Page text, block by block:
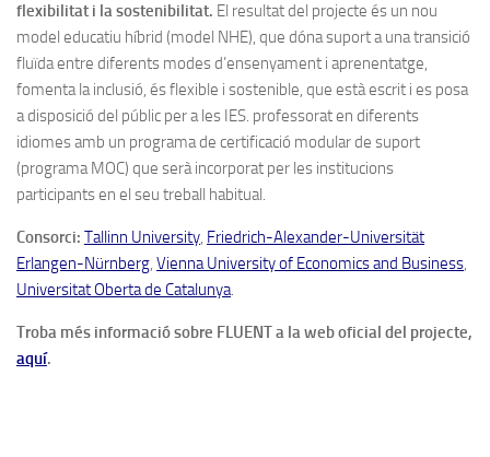
flexibilitat i la sostenibilitat. El resultat del projecte és un nou
model educatiu híbrid (model NHE), que dóna suport a una transició
fluïda entre diferents modes d’ensenyament i aprenentatge,
fomenta la inclusió, és flexible i sostenible, que està escrit i es posa
a disposició del públic per a les IES. professorat en diferents
idiomes amb un programa de certificació modular de suport
(programa MOC) que serà incorporat per les institucions
participants en el seu treball habitual.
Consorci: Tallinn University, Friedrich-Alexander-Universität
Erlangen-Nürnberg, Vienna University of Economics and Business,
Universitat Oberta de Catalunya.
Troba més informació sobre FLUENT a la web oficial del projecte,
aquí.